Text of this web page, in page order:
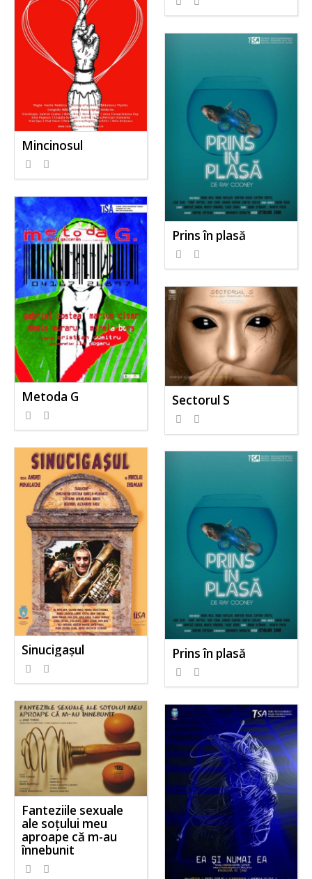
Mincinosul
Prins în plasă
Metoda G Sectorul S
Sinucigașul Prins în plasă
Fanteziile sexuale
ale soțului meu
aproape că m-au
înnebunit